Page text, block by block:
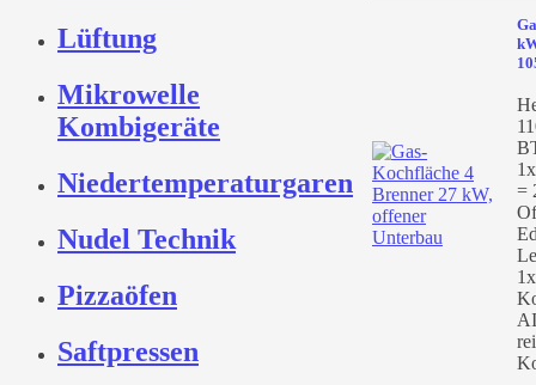
Lüftung
Mikrowelle
Kombigeräte
Niedertemperaturgaren
Nudel Technik
Pizzaöfen
Saftpressen
=